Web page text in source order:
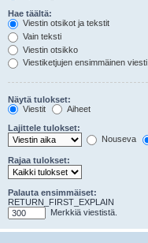
Hae täältä:
Viestin otsikot ja tekstit
Vain teksti
Viestin otsikko
Viestiketjujen ensimmäinen viesti
Näytä tulokset:
Viestit
Aiheet
Lajittele tulokset:
Nouseva
Rajaa tulokset:
Palauta ensimmäiset:
RETURN_FIRST_EXPLAIN
Merkkiä viestistä.